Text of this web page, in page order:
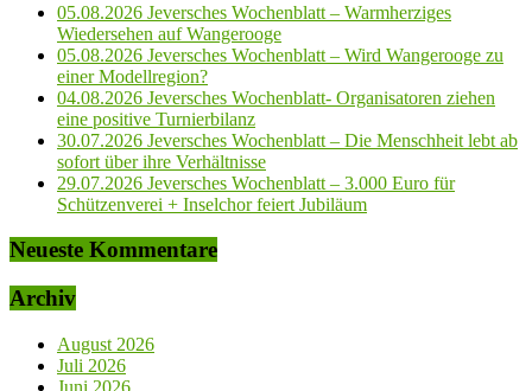
05.08.2026 Jeversches Wochenblatt – Warmherziges
Wiedersehen auf Wangerooge
05.08.2026 Jeversches Wochenblatt – Wird Wangerooge zu
einer Modellregion?
04.08.2026 Jeversches Wochenblatt- Organisatoren ziehen
eine positive Turnierbilanz
30.07.2026 Jeversches Wochenblatt – Die Menschheit lebt ab
sofort über ihre Verhältnisse
29.07.2026 Jeversches Wochenblatt – 3.000 Euro für
Schützenverei + Inselchor feiert Jubiläum
Neueste Kommentare
Archiv
August 2026
Juli 2026
Juni 2026